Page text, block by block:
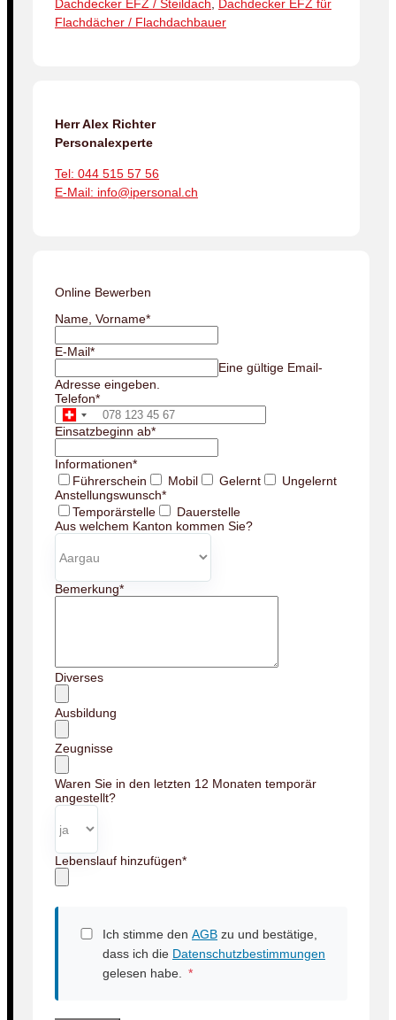
Dachdecker EFZ / Steildach, Dachdecker EFZ für
Flachdächer / Flachdachbauer
Herr Alex Richter
Personalexperte
Tel: 044 515 57 56
E-Mail: info@ipersonal.ch
Online Bewerben
Name, Vorname*
E-Mail*
Eine gültige Email-
Adresse eingeben.
Telefon*
Einsatzbeginn ab*
Informationen*
Führerschein
Mobil Gelernt
Ungelernt
Anstellungswunsch*
Temporärstelle
Dauerstelle
Aus welchem Kanton kommen Sie?
Bemerkung*
Diverses
Ausbildung
Zeugnisse
Waren Sie in den letzten 12 Monaten temporär
angestellt?
Lebenslauf hinzufügen*
Ich stimme den AGB zu und bestätige,
dass ich die Datenschutzbestimmungen
gelesen habe. *